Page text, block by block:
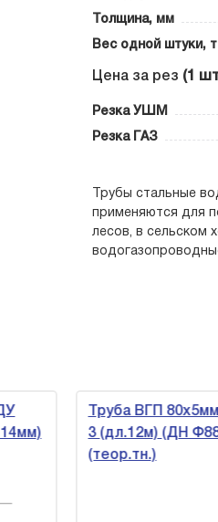
Толщина, мм
Вес одной штуки,
Цена за рез (1
Резка УШМ
Резка ГАЗ
Трубы стальные
применяются для
лесов, в сельском
Труба ВГП 80х5мм
3 (дл.12м) (ДН
(теор.тн.)